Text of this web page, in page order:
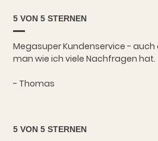
5 VON 5 STERNEN
Megasuper Kundenservice -
man wie ich viele Nachfragen hat.
- Thomas
5 VON 5 STERNEN